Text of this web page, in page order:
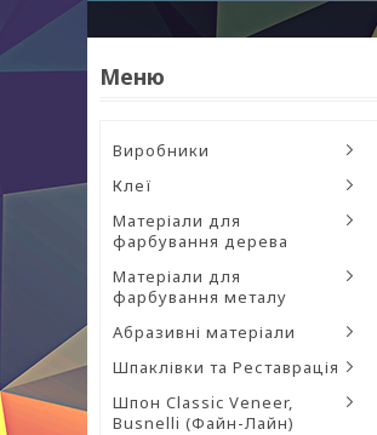
Виробники
Клеї
Матеріали для
фарбування дерева
Матеріали для
фарбування металу
Абразивні матеріали
Шпаклівки та Реставрація
Шпон Classic Veneer,
Busnelli (Файн-Лайн)